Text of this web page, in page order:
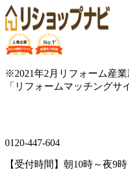
※2021年2月リフォーム産業
「リフォームマッチングサ
0120-447-604
【受付時間】朝10時～夜9時